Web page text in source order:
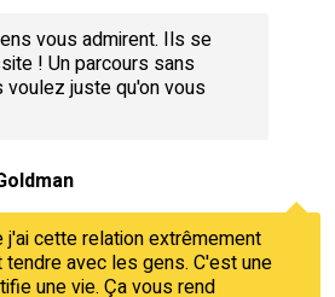
vous admirent. Ils se
! Un parcours sans
voulez juste qu'on vous
j'ai cette relation extrêmement
tendre avec les gens. C'est une
une vie. Ça vous rend